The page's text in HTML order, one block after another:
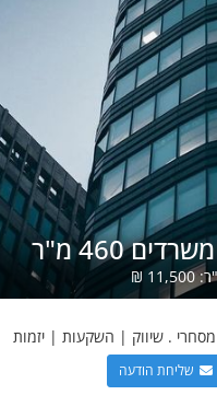
460 מ"ר
11,500
₪
מסחרי . שיווק | השקעות | יזמות
שליחת הודעה